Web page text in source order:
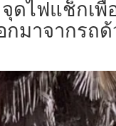
ดไฟแช็กเพื่
มาจากรถด้